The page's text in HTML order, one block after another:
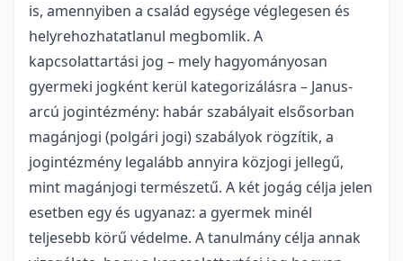
is, amennyiben a család egysége véglegesen és
helyrehozhatatlanul megbomlik. A
kapcsolattartási jog – mely hagyományosan
gyermeki jogként kerül kategorizálásra – Janus-
arcú jogintézmény: habár szabályait elsősorban
magánjogi (polgári jogi) szabályok rögzítik, a
jogintézmény legalább annyira közjogi jellegű,
mint magánjogi természetű. A két jogág célja jelen
esetben egy és ugyanaz: a gyermek minél
teljesebb körű védelme. A tanulmány célja annak